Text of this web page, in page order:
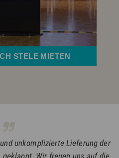
STELE MIETEN
unkomplizierte Lieferung der
Wir freuen uns auf die